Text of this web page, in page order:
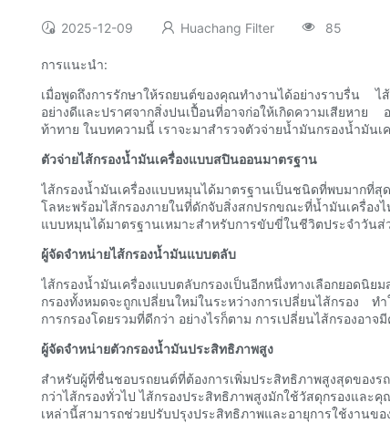
2025-12-09 Huachang Filter 85
การแนะนำ:
เมื่อพูดถึงการรักษาให้รถยนต์ของคุณทำงานได้อย่างราบรื่น
อย่างดีและปราศจากสิ่งปนเปื้อนที่อาจก่อให้เกิดความเสียหา
ท้าทาย ในบทความนี้ เราจะมาสำรวจตัวจ่ายน้ำมันกรองน้ำมัน
ตัวจ่ายไส้กรองน้ำมันเครื่องแบบสปินออนมาตรฐาน
ไส้กรองน้ำมันเครื่องแบบหมุนได้มาตรฐานเป็นชนิดที่พบมากที่สุ
โลหะพร้อมไส้กรองภายในที่ดักจับสิ่งสกปรกขณะที่น้ำมันเครื่องไ
แบบหมุนได้มาตรฐานเหมาะสำหรับการขับขี่ในชีวิตประจำวัน
ผู้จัดจำหน่ายไส้กรองน้ำมันแบบตลับ
ไส้กรองน้ำมันเครื่องแบบตลับกรองเป็นอีกหนึ่งทางเลือกยอดนิ
กรองทั้งหมดจะถูกเปลี่ยนใหม่ในระหว่างการเปลี่ยนไส้กรอง
การกรองโดยรวมที่ดีกว่า อย่างไรก็ตาม การเปลี่ยนไส้กรองอา
ผู้จัดจำหน่ายตัวกรองน้ำมันประสิทธิภาพสูง
สำหรับผู้ที่ชื่นชอบรถยนต์ที่ต้องการเพิ่มประสิทธิภาพสูงสุดของร
กว่าไส้กรองทั่วไป ไส้กรองประสิทธิภาพสูงมักใช้วัสดุกรองและ
เหล่านี้สามารถช่วยปรับปรุงประสิทธิภาพและอายุการใช้งานข